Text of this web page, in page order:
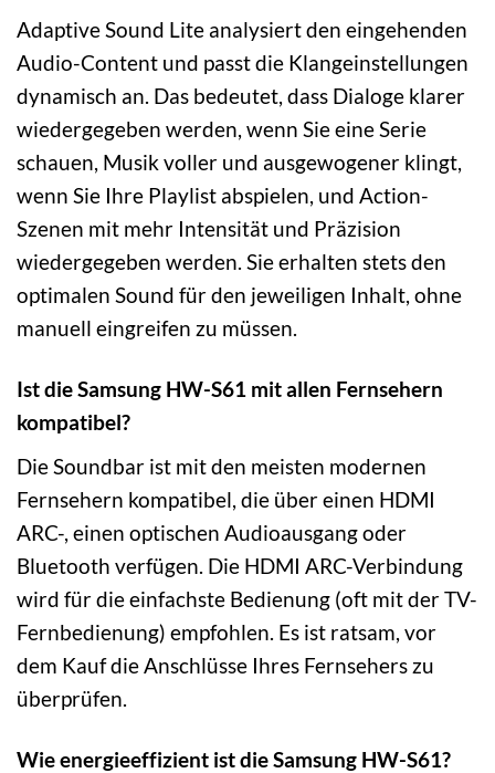
Adaptive Sound Lite analysiert den eingehenden
Audio-Content und passt die Klangeinstellungen
dynamisch an. Das bedeutet, dass Dialoge klarer
wiedergegeben werden, wenn Sie eine Serie
schauen, Musik voller und ausgewogener klingt,
wenn Sie Ihre Playlist abspielen, und Action-
Szenen mit mehr Intensität und Präzision
wiedergegeben werden. Sie erhalten stets den
optimalen Sound für den jeweiligen Inhalt, ohne
manuell eingreifen zu müssen.
Ist die Samsung HW-S61 mit allen Fernsehern
kompatibel?
Die Soundbar ist mit den meisten modernen
Fernsehern kompatibel, die über einen HDMI
ARC-, einen optischen Audioausgang oder
Bluetooth verfügen. Die HDMI ARC-Verbindung
wird für die einfachste Bedienung (oft mit der TV-
Fernbedienung) empfohlen. Es ist ratsam, vor
dem Kauf die Anschlüsse Ihres Fernsehers zu
überprüfen.
Wie energieeffizient ist die Samsung HW-S61?